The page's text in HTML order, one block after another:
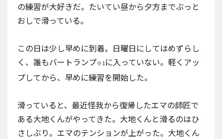
の練習が大好きだ。たいてい昼から夕方までぶっと
おしで滑っている。
この日は少し早めに到着。日曜日にしてはめずらし
く、誰もバートランプ※1に入っていない。軽くアッ
プしてから、早めに練習を開始した。
滑っていると、最近怪我から復帰したエマの師匠で
ある大地くんがやってきた。大地くんと滑るのはひ
さしぶり。エマのテンションが上がった。大地くん